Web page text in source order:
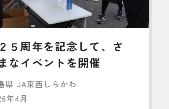
５周年を記念して、さ
なイベントを開催
県 JA東西しらかわ
年4月